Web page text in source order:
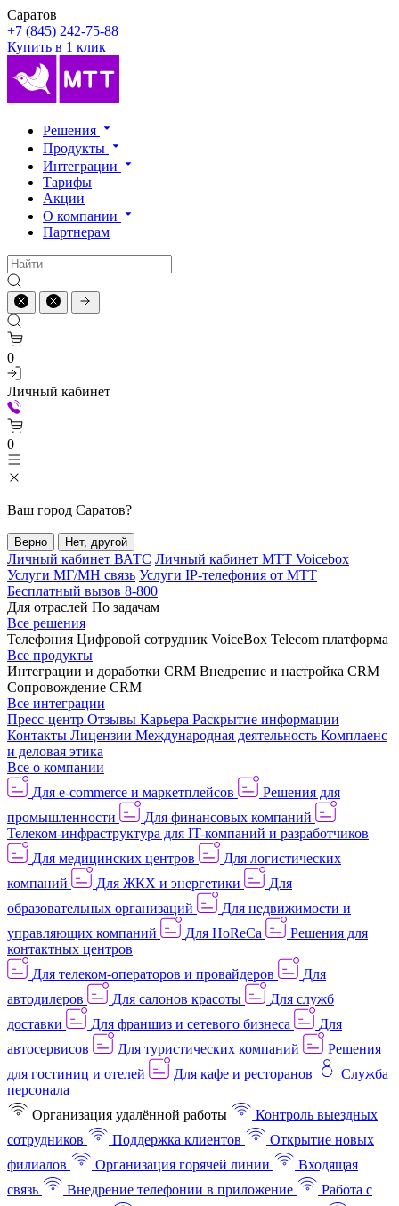
Саратов
+7 (845) 242-75-88
Купить в 1 клик
Решения
Продукты
Интеграции
Тарифы
Акции
О компании
Партнерам
0
Личный кабинет
0
Ваш город Саратов?
Верно Нет, другой
Личный кабинет ВАТС Личный кабинет МТТ Voicebox
Услуги МГ/МН связь Услуги IP-телефония от МТТ
Бесплатный вызов 8-800
Для отраслей По задачам
Все решения
Телефония Цифровой сотрудник VoiceBox Telecom платформа
Все продукты
Интеграции и доработки CRM Внедрение и настройка CRM
Сопровождение CRM
Все интеграции
Пресс-центр Отзывы Карьера Раскрытие информации
Контакты Лицензии Международная деятельность Комплаенс
и деловая этика
Все о компании
Для e-commerce и маркетплейсов
Решения для
промышленности
Для финансовых компаний
Телеком-инфраструктура для IT-компаний и разработчиков
Для медицинских центров
Для логистических
компаний
Для ЖКХ и энергетики
Для
образовательных организаций
Для недвижимости и
управляющих компаний
Для HoReCa
Решения для
контактных центров
Для телеком-операторов и провайдеров
Для
автодилеров
Для салонов красоты
Для служб
доставки
Для франшиз и сетевого бизнеса
Для
автосервисов
Для туристических компаний
Решения
для гостиниц и отелей
Для кафе и ресторанов
Служба
персонала
Организация удалённой работы
Контроль выездных
сотрудников
Поддержка клиентов
Открытие новых
филиалов
Организация горячей линии
Входящая
связь
Внедрение телефонии в приложение
Работа с